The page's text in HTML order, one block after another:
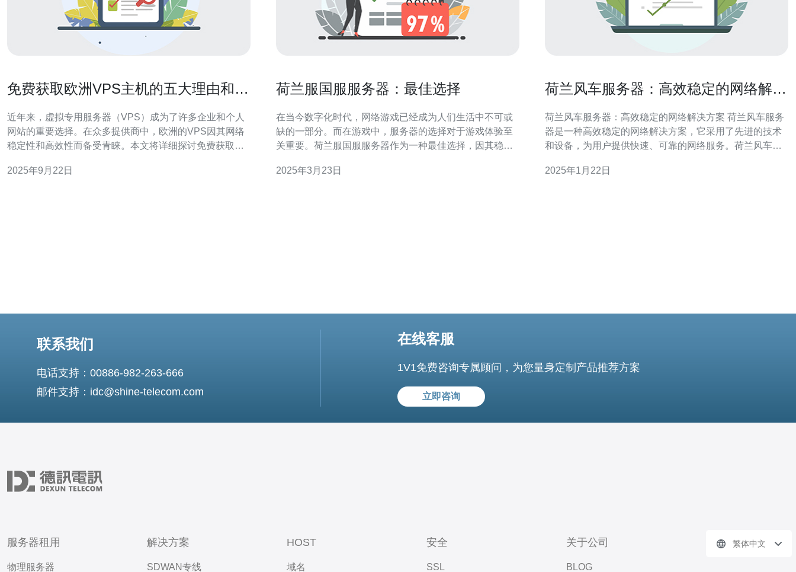
免费获取欧洲VPS主机的五大理由和优
近年来，虚拟专用服务器（VPS）成为了许多企业和个人
网站的重要选择。在众多提供商中，欧洲的VPS因其网络
稳定性和高效性而备受青睐。本文将详细探讨免费获取欧
1. 理由一：成本效益 免费获取VPS主机的最大理由之一是
2025年9月22日
荷兰服国服服务器：最佳选择
在当今数字化时代，网络游戏已经成为人们生活中不可或
缺的一部分。而在游戏中，服务器的选择对于游戏体验至
关重要。荷兰服国服服务器作为一种最佳选择，因其稳定
际互联网中享有盛誉，其出色的稳定性是其最大的优势之
2025年3月23日
荷兰风车服务器：高效稳定的网络解决
荷兰风车服务器：高效稳定的网络解决方案 荷兰风车服务
器是一种高效稳定的网络解决方案，它采用了先进的技术
和设备，为用户提供快速、可靠的网络服务。荷兰风车服
于各行各业。 荷兰风车服务器的性能优势主要体现在以下
2025年1月22日
联系我们
电话支持：00886-982-263-666
邮件支持：idc@shine-telecom.com
在线客服
1V1免费咨询专属顾问，为您量身定制产品推荐方案
立即咨询
服务器租用
物理服务器
解决方案
SDWAN专线
HOST
域名
安全
SSL
关于公司
BLOG
繁体中文